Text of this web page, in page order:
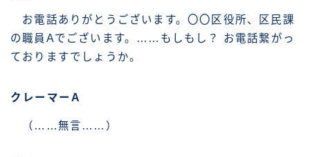
お電話ありがとうございます。〇〇区役所、区民課
の職員Aでございます。……もしもし？ お電話繋がっ
ておりますでしょうか。
クレーマーA
（……無言……）